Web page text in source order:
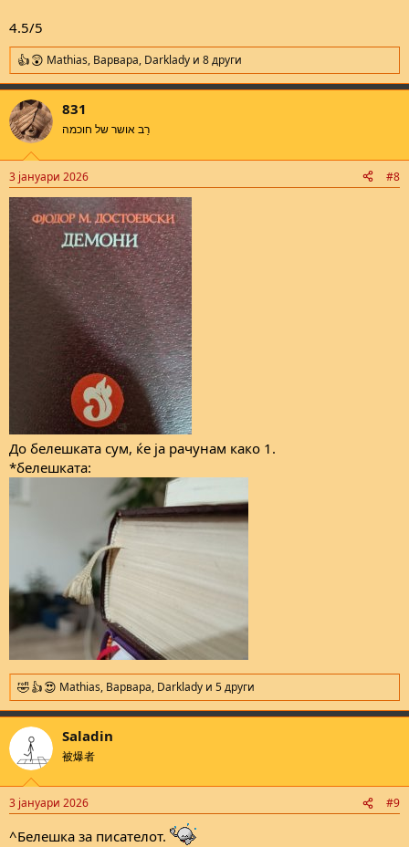
4.5/5
R
e
a
c
t
i
n
s
:
Mathias, Варвара, Darklady и 8 други
831
רַב אושר של חוכמה
3 јануари 2026 #8
До белешката сум, ќе ја рачунам како 1.
*белешката:
R
e
a
c
i
n
s
Mathias, Варвара, Darklady и 5 други
Saladin
被爆者
3 јануари 2026 #9
^Белешка за писателот.